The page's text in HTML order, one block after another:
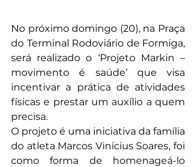
No próximo domingo (20), na Praça
do Terminal Rodoviário de Formiga,
será realizado o ‘Projeto Markin –
movimento é saúde’ que visa
incentivar a prática de atividades
físicas e prestar um auxílio a quem
precisa.
O projeto é uma iniciativa da família
do atleta Marcos Vinícius Soares, foi
como forma de homenageá-lo